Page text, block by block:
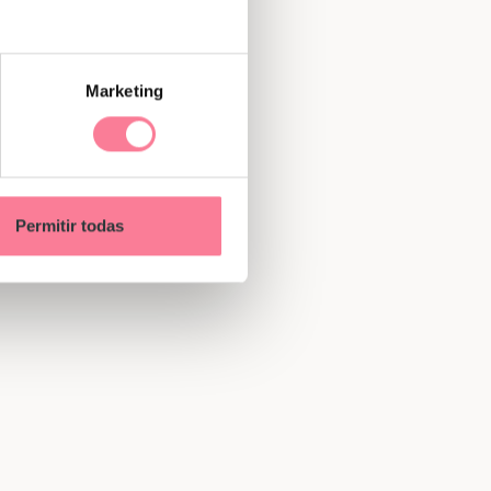
Marketing
Permitir todas